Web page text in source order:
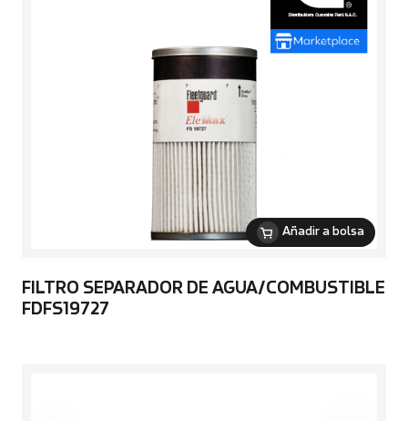
Añadir a bolsa
FILTRO SEPARADOR DE AGUA/COMBUSTIBLE
FDFS19727